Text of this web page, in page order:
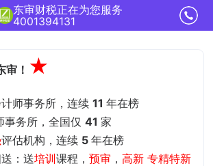
东审财税正在为您服务
4001394131
审！ ★
师事务所，连续11 年在榜
事务所，全国仅41家
评估机构，连续 5年在榜
：送培训课程，预审 ，高新 专精特新